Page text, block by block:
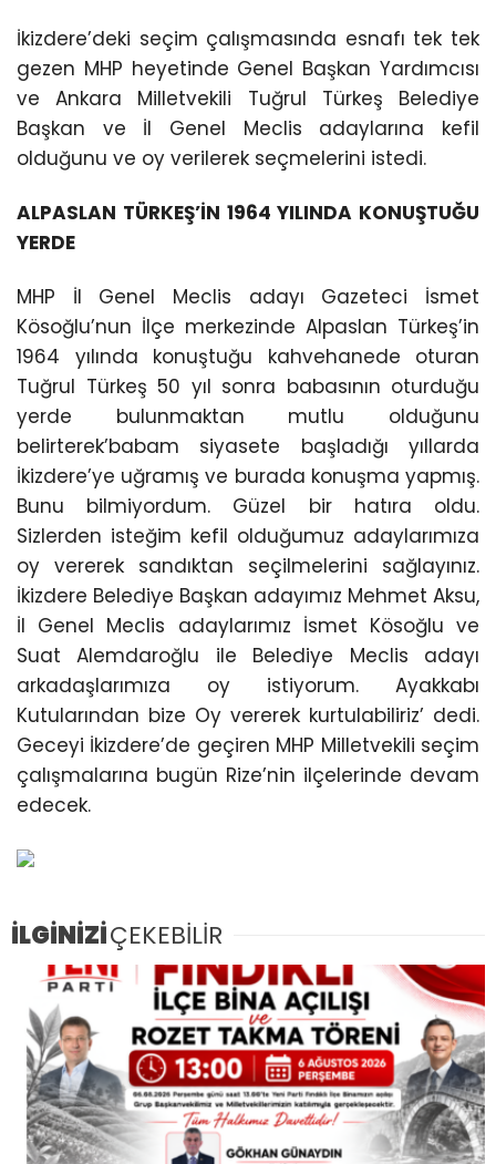
İkizdere’deki seçim çalışmasında esnafı tek tek
gezen MHP heyetinde Genel Başkan Yardımcısı
ve Ankara Milletvekili Tuğrul Türkeş Belediye
Başkan ve İl Genel Meclis adaylarına kefil
olduğunu ve oy verilerek seçmelerini istedi.
ALPASLAN TÜRKEŞ’İN 1964 YILINDA KONUŞTUĞU
YERDE
MHP İl Genel Meclis adayı Gazeteci İsmet
Kösoğlu’nun İlçe merkezinde Alpaslan Türkeş’in
1964 yılında konuştuğu kahvehanede oturan
Tuğrul Türkeş 50 yıl sonra babasının oturduğu
yerde bulunmaktan mutlu olduğunu
belirterek’babam siyasete başladığı yıllarda
İkizdere’ye uğramış ve burada konuşma yapmış.
Bunu bilmiyordum. Güzel bir hatıra oldu.
Sizlerden isteğim kefil olduğumuz adaylarımıza
oy vererek sandıktan seçilmelerini sağlayınız.
İkizdere Belediye Başkan adayımız Mehmet Aksu,
İl Genel Meclis adaylarımız İsmet Kösoğlu ve
Suat Alemdaroğlu ile Belediye Meclis adayı
arkadaşlarımıza oy istiyorum. Ayakkabı
Kutularından bize Oy vererek kurtulabiliriz’ dedi.
Geceyi İkizdere’de geçiren MHP Milletvekili seçim
çalışmalarına bugün Rize’nin ilçelerinde devam
edecek.
İLGİNİZİÇEKEBİLİR